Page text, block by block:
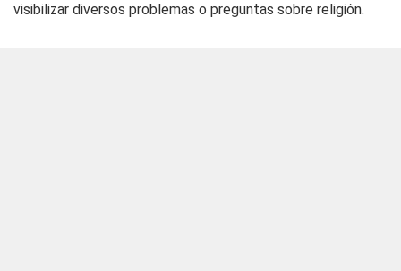
visibilizar diversos problemas o preguntas sobre religión.